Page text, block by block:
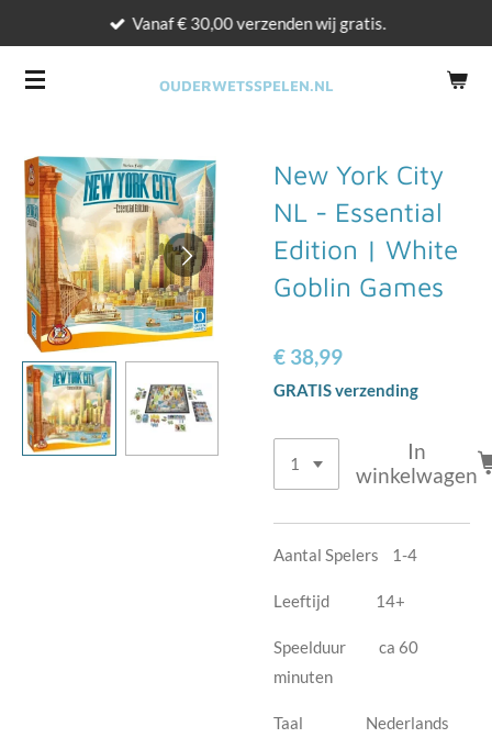
naar
OUDERWETSSPELEN.NL
Vanaf € 30,00 verzenden wij gratis.
New York City
NL - Essential
Edition | White
Goblin Games
€ 38,99
GRATIS verzending
In
winkelwagen
Aantal Spelers 1-4
Leeftijd 14+
Speelduur ca 60
minuten
Taal Nederlands